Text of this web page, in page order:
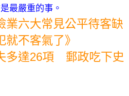
最嚴重的事。
業六大常見公平待客缺
不客氣了》
多達26項 郵政吃下史